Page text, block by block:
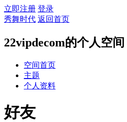
立即注册 登录
秀舞时代 返回首页
22vipdecom的个人空间
空间首页
主题
个人资料
好友